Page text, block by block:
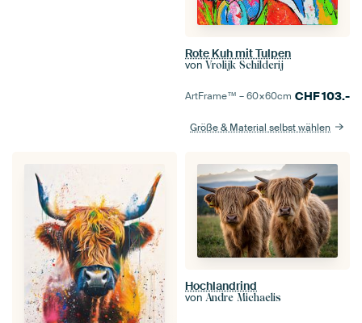
Rote Kuh mit Tulpen
von Vrolijk Schilderij
ArtFrame™ –60×60cm CHF103.-
Größe & Material selbst wählen
Hochlandrind
von Andre Michaelis